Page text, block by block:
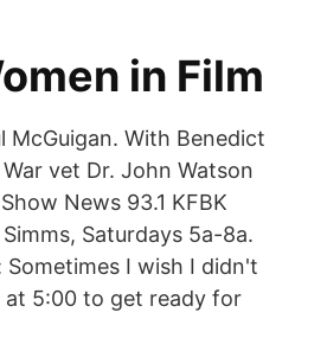
in Film
McGuigan. With Benedict
vet Dr. John Watson
News 93.1 KFBK
Saturdays 5a-8a.
Sometimes I wish I didn't
at 5:00 to get ready for